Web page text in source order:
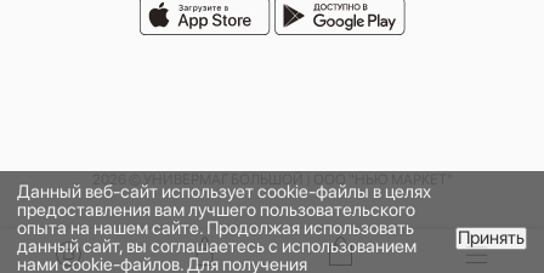
В КОРЗИНУ
Данный веб-сайт использует cookie-файлы в целях
предоставления вам лучшего пользовательского
опыта на нашем сайте. Продолжая использовать
данный сайт, вы соглашаетесь с использованием
нами cookie-файлов. Для получения
Принять